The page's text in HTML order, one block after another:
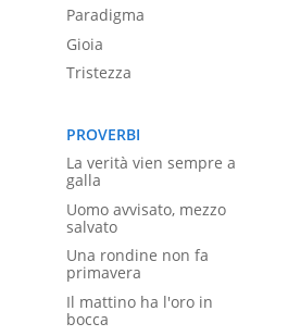
Paradigma
Gioia
Tristezza
PROVERBI
La verità vien sempre a
galla
Uomo avvisato, mezzo
salvato
Una rondine non fa
primavera
Il mattino ha l'oro in
bocca